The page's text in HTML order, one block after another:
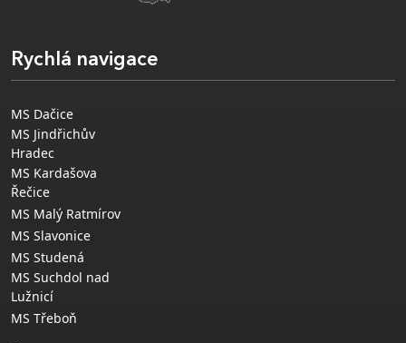
Rychlá navigace
MS Dačice
MS Jindřichův
Hradec
MS Kardašova
Řečice
MS Malý Ratmírov
MS Slavonice
MS Studená
MS Suchdol nad
Lužnicí
MS Třeboň